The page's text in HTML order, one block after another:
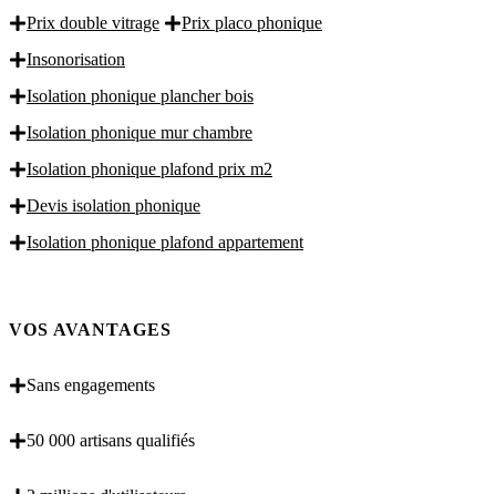
Prix double vitrage
Prix placo phonique
Insonorisation
Isolation phonique plancher bois
Isolation phonique mur chambre
Isolation phonique plafond prix m2
Devis isolation phonique
Isolation phonique plafond appartement
VOS AVANTAGES
Sans engagements
50 000 artisans qualifiés